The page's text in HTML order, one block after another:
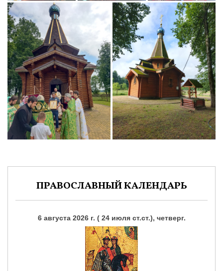
ПРАВОСЛАВНЫЙ КАЛЕНДАРЬ
6 августа 2026 г. ( 24 июля ст.ст.), четверг.